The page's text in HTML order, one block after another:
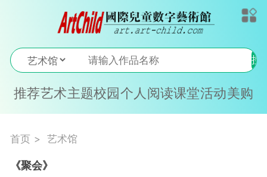
搜
推荐艺术主题校园 个人 阅读课堂活动美购
首页 艺术馆
《聚会》